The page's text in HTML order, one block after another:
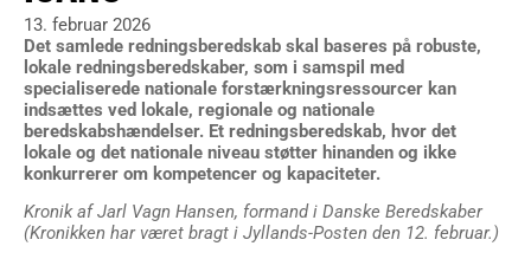
13. februar 2026
Det samlede redningsberedskab skal base­res på robuste,
lokale redningsberedskaber, som i samspil med
specialiserede nationale forstærk­ningsressourcer kan
indsættes ved lokale, regionale og nationale
beredskabshændelser. Et redningsberedskab, hvor det
lokale og det nationale niveau støtter hinanden og ikke
konkurrerer om kompetencer og kapaciteter.
Kronik af Jarl Vagn Hansen, formand i Danske Beredskaber
(Kronikken har været bragt i Jyllands-Posten den 12. februar.)